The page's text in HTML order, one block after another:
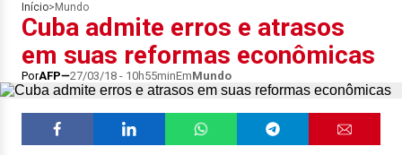
Início> Mundo
Cuba admite erros e atrasos
em suas reformas econômicas
PorAFP 27/03/18 - 10h55minEmMundo